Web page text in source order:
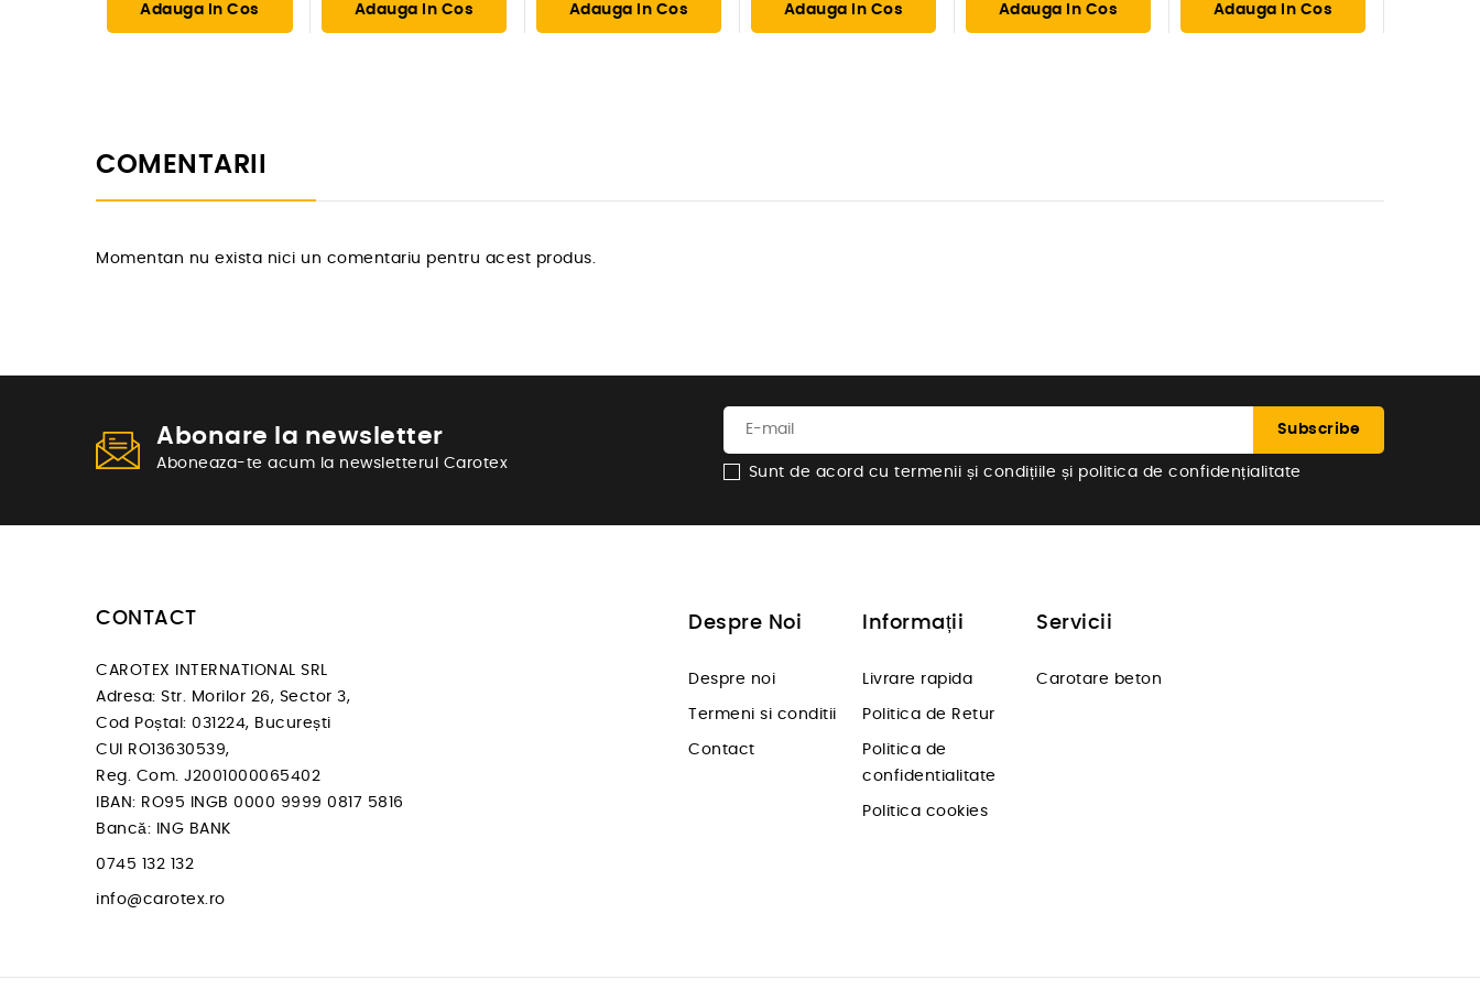
Adauga In Cos Adauga In Cos Adauga In Cos Adauga In Cos Adauga In Cos Adauga In Cos
COMENTARII
Momentan nu exista nici un comentariu pentru acest produs.
Abonare la newsletter
Aboneaza-te acum la newsletterul Carotex
Sunt de acord cu termenii și condițiile și politica de confidențialitate
CONTACT
CAROTEX INTERNATIONAL SRL
Adresa: Str. Morilor 26, Sector 3,
Cod Poștal: 031224, București
CUI RO13630539,
Reg. Com. J2001000065402
IBAN: RO95 INGB 0000 9999 0817 5816
Bancă: ING BANK
0745 132 132
info@carotex.ro
Despre Noi
Despre noi
Termeni si conditii
Contact
Informații
Livrare rapida
Politica de Retur
Politica de
confidentialitate
Politica cookies
Servicii
Carotare beton